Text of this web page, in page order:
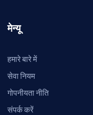
मेन्यू
हमारे बारे में
सेवा नियम
गोपनीयता नीति
संपर्क करें